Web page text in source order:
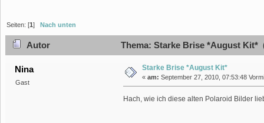
Seiten: [1] Nach unten
Autor Thema: Starke Brise *August Kit*
Nina
Gast
Starke Brise *August Kit*
« am: September 27, 2010, 07:53:48
Hach, wie ich diese alten Polaroid Bilder